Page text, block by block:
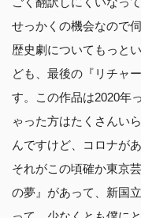
せっかくの機会なので
歴史劇についてもっと
ども、最後の『リチャ
す。この作品は2020年
ゃった方はたくさんい
んですけど、コロナが
それがこの頃確か東京
の夢』があって、新国